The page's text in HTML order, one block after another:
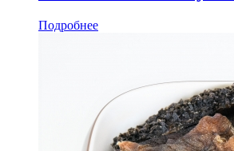
Подробнее